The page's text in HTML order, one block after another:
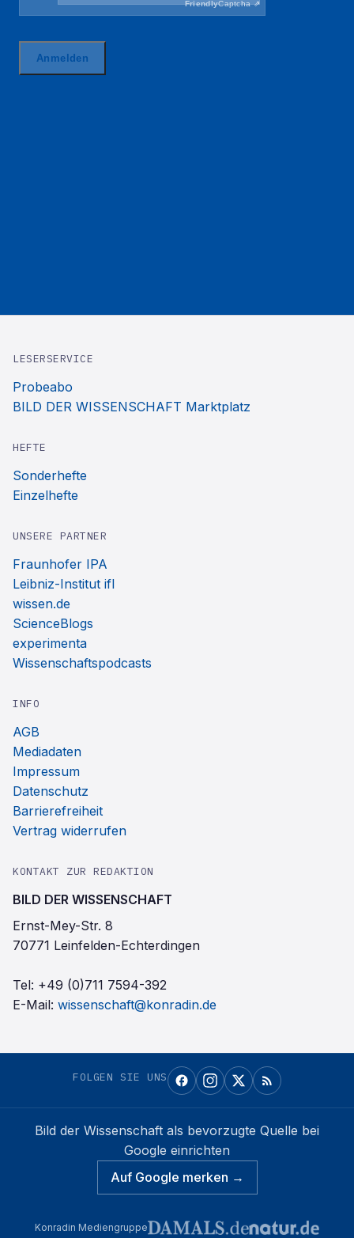
LESERSERVICE
Probeabo
BILD DER WISSENSCHAFT Marktplatz
HEFTE
Sonderhefte
Einzelhefte
UNSERE PARTNER
Fraunhofer IPA
Leibniz-Institut ifl
wissen.de
ScienceBlogs
experimenta
Wissenschaftspodcasts
INFO
AGB
Mediadaten
Impressum
Datenschutz
Barrierefreiheit
Vertrag widerrufen
KONTAKT ZUR REDAKTION
BILD DER WISSENSCHAFT
Ernst-Mey-Str. 8
70771 Leinfelden-Echterdingen
Tel: +49 (0)711 7594-392
E-Mail: wissenschaft@konradin.de
FOLGEN SIE UNS
Bild der Wissenschaft als bevorzugte Quelle bei
Google einrichten
Auf Google merken →
Konradin Mediengruppe